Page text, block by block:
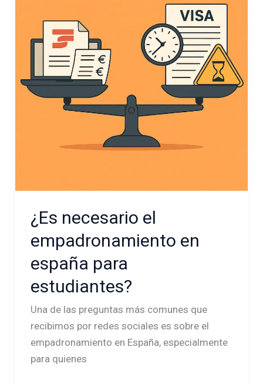
¿Es necesario el
empadronamiento en
españa para
estudiantes?
Una de las preguntas más comunes que
recibimos por redes sociales es sobre el
empadronamiento en España, especialmente
para quienes
españa
para
estudiantes?